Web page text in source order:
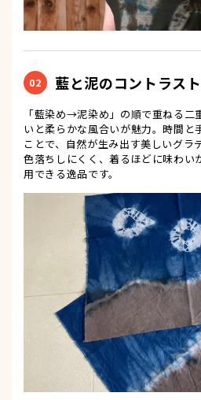
02 藍と泥のコントラス
「藍染め→泥染め」の順で重ねる
いと柔らかな風合いが魅力。時間と
ことで、自然が生み出す美しいグラ
色落ちしにくく、着るほどに味わい
用できる逸品です。